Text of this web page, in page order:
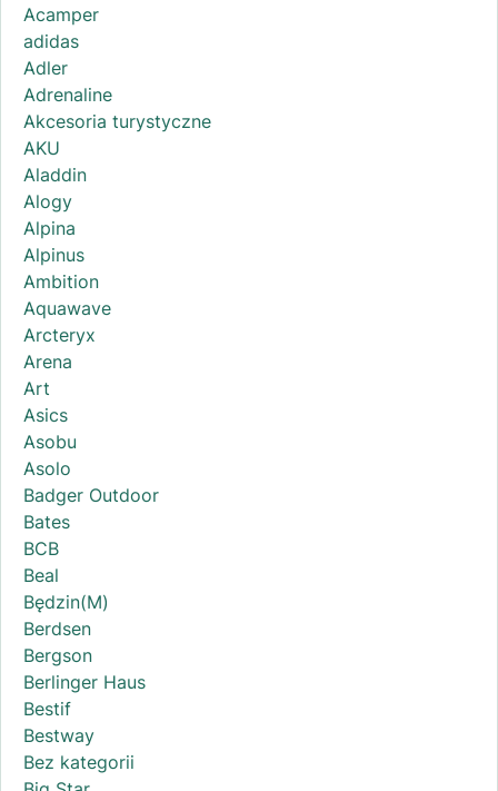
Acamper
adidas
Adler
Adrenaline
Akcesoria turystyczne
AKU
Aladdin
Alogy
Alpina
Alpinus
Ambition
Aquawave
Arcteryx
Arena
Art
Asics
Asobu
Asolo
Badger Outdoor
Bates
BCB
Beal
Będzin(M)
Berdsen
Bergson
Berlinger Haus
Bestif
Bestway
Bez kategorii